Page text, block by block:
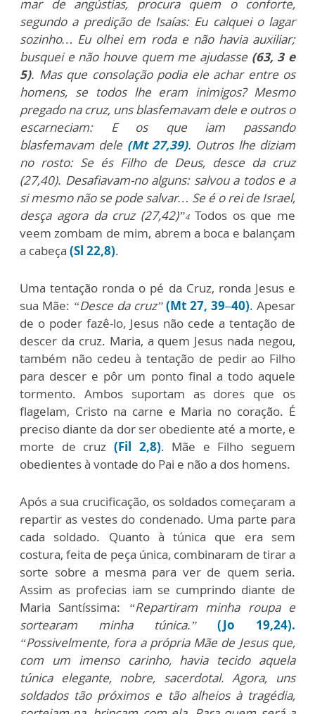
mar de angústias, procura quem o conforte,
segundo a predição de Isaías: Eu calquei o lagar
sozinho… Eu olhei em roda e não havia auxiliar;
busquei e não houve quem me ajudasse (63, 3 e
5). Mas que consolação podia ele achar entre os
homens, se todos lhe eram inimigos? Mesmo
pregado na cruz, uns blasfemavam dele e outros o
escarneciam: E os que iam passando
blasfemavam dele (Mt 27,39). Outros lhe diziam
no rosto: Se és Filho de Deus, desce da cruz
(27,40). Desafiavam-no alguns: salvou a todos e a
si mesmo não se pode salvar… Se é o rei de Israel,
desça agora da cruz (27,42)”4Todos os que me
veem zombam de mim, abrem a boca e balançam
a cabeça (Sl 22,8).
Uma tentação ronda o pé da Cruz, ronda Jesus e
sua Mãe: “Desce da cruz” (Mt 27, 39–40). Apesar
de o poder fazê-lo, Jesus não cede a tentação de
descer da cruz. Maria, a quem Jesus nada negou,
também não cedeu à tentação de pedir ao Filho
para descer e pôr um ponto final a todo aquele
tormento. Ambos suportam as dores que os
flagelam, Cristo na carne e Maria no coração. É
preciso diante da dor ser obediente até a morte, e
morte de cruz (Fil 2,8). Mãe e Filho seguem
obedientes à vontade do Pai e não a dos homens.
Após a sua crucificação, os soldados começaram a
repartir as vestes do condenado. Uma parte para
cada soldado. Quanto à túnica que era sem
costura, feita de peça única, combinaram de tirar a
sorte sobre a mesma para ver de quem seria.
Assim as profecias iam se cumprindo diante de
Maria Santíssima: “Repartiram minha roupa e
sortearam minha túnica.”
(Jo 19,24).
“Possivelmente, fora a própria Mãe de Jesus que,
com um imenso carinho, havia tecido aquela
túnica elegante, nobre, sacerdotal. Agora, uns
soldados tão próximos e tão alheios à tragédia,